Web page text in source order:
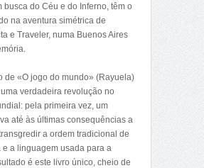
busca do Céu e do Inferno, têm o
na aventura simétrica de
e Traveler, numa Buenos Aires
de «O jogo do mundo» (Rayuela)
verdadeira revolução no
pela primeira vez, um
até às últimas consequências a
a ordem tradicional de
e a linguagem usada para a
é este livro único, cheio de